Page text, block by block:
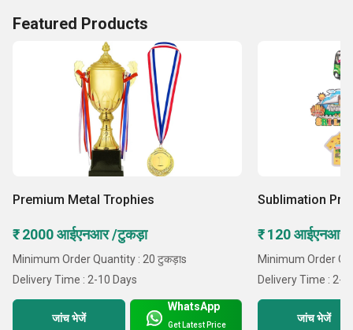
Featured Products
Premium Metal Trophies
₹ 2000 आईएनआर /टुकड़ा
Minimum Order Quantity : 20 टुकड़ाs
Delivery Time : 2-10 Days
जांच भेजें
WhatsApp
Get Latest Price
Sublimation
₹ 120 आईएनआर
Minimum Order
Delivery Time : 2-
जांच भेजें